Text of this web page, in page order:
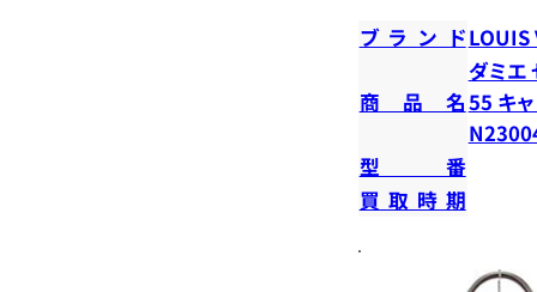
ブランドLOUIS
商品名
ダミエ
55 キ
型番
買取時期